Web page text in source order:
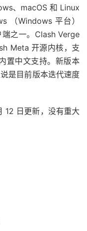
、macOS 和 Linux
（Windows 平台）
之一。Clash Verge
Meta 开源内核，支
置中文支持。新版本
是目前版本迭代速度
12 日更新，没有重大